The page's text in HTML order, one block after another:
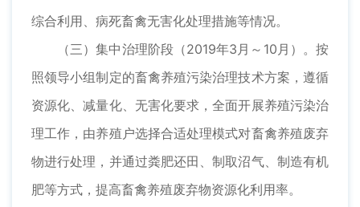
综合利用、病死畜禽无害化处理措施等情况。
（三）集中治理阶段（2019年3月～10月）。按
照领导小组制定的畜禽养殖污染治理技术方案，遵循
资源化、减量化、无害化要求，全面开展养殖污染治
理工作，由养殖户选择合适处理模式对畜禽养殖废弃
物进行处理，并通过粪肥还田、制取沼气、制造有机
肥等方式，提高畜禽养殖废弃物资源化利用率。